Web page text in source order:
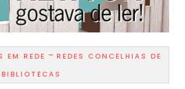
EM REDE - REDES CONCELHIAS DE
BIBLIOTECAS